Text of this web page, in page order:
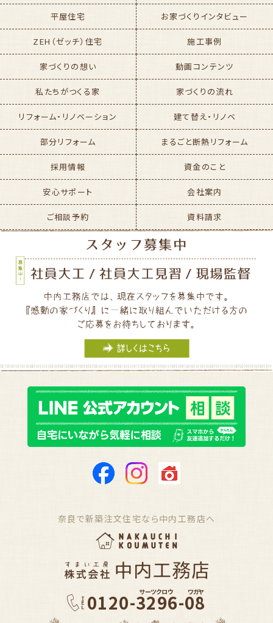
平屋住宅 お家づくりインタビュー
ZEH（ゼッチ）住宅 施工事例
家づくりの想い 動画コンテンツ
私たちがつくる家 家づくりの流れ
リフォーム・リノベーション 建て替え・リノベ
部分リフォーム まるごと断熱リフォーム
採用情報 資金のこと
安心サポート 会社案内
ご相談予約 資料請求
奈良で新築注文住宅なら中内工務店へ
0120-3296-08
サーツクロウ ワガヤ